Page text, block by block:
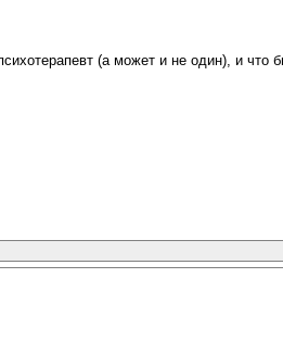
(а может и не один), и что